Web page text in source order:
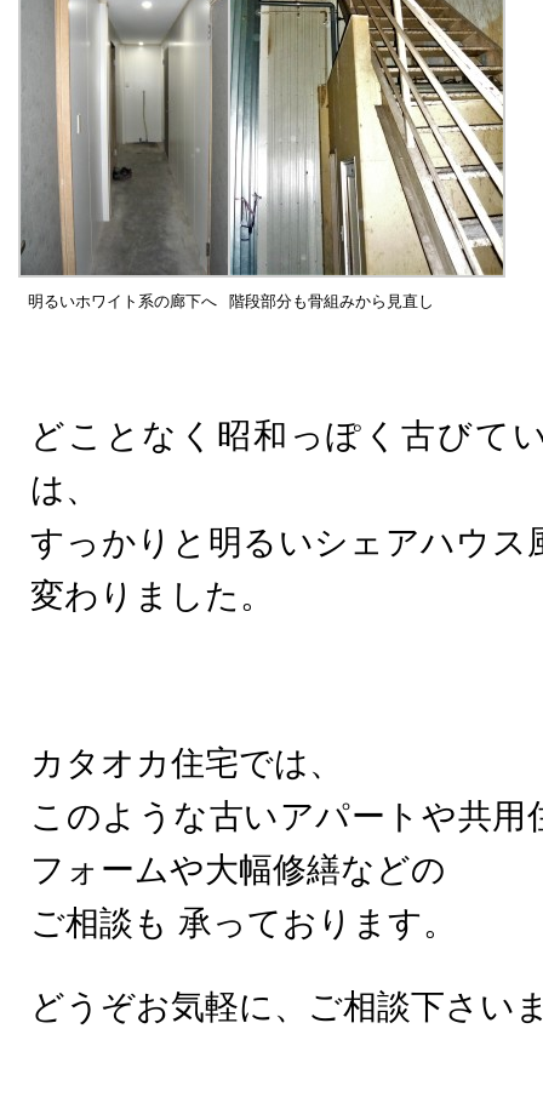
明るいホワイト系の廊下へ 階段部分も骨組みから見直し
どことなく昭和っぽく古びて
は、
すっかりと明るいシェアハウス
変わりました。
カタオカ住宅では、
このような古いアパートや共用
フォームや大幅修繕などの
ご相談も 承っております。
どうぞお気軽に、ご相談下さい